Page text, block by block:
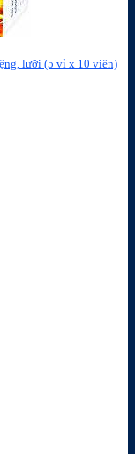
lưỡi (5 vỉ x 10 viên)